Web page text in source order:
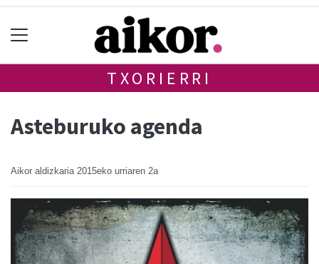
TXORIERRI
Asteburuko agenda
Aikor aldizkaria 2015eko urriaren 2a